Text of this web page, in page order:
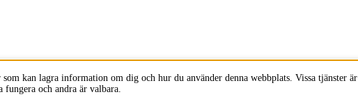
som kan lagra information om dig och hur du använder denna webbplats. Vissa tjänster är
fungera och andra är valbara.